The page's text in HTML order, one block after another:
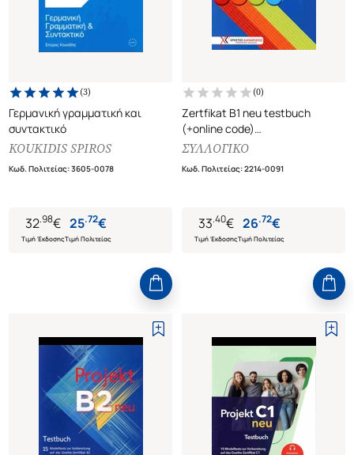
(3)
Γερμανική γραμματική και
συντακτικό
KOUKIDIS SPIROS
Κωδ. Πολιτείας:3605-0078
32.98€
Τιμή Έκδοσης
25.72€
Τιμή Πολιτείας
(0)
Zertfikat B1 neu testbuch
(+online code)
15+3 Modelltests komplett
ΣΥΛΛΟΓΙΚΟ
Κωδ. Πολιτείας:2214-0091
33.40€
Τιμή Έκδοσης
26.72€
Τιμή Πολιτείας